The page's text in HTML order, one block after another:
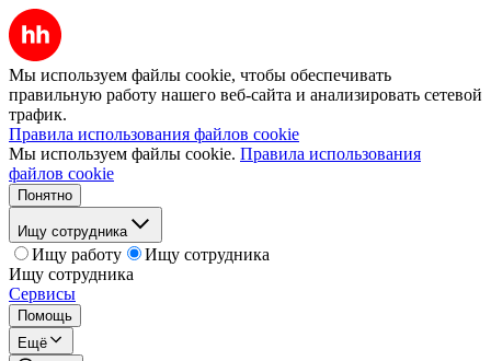
Мы используем файлы cookie, чтобы обеспечивать
правильную работу нашего веб-сайта и анализировать сетевой
трафик.
Правила использования файлов cookie
Мы используем файлы cookie. Правила использования
файлов cookie
Понятно
Ищу сотрудника
Ищу работу
Ищу сотрудника
Ищу сотрудника
Сервисы
Помощь
Ещё